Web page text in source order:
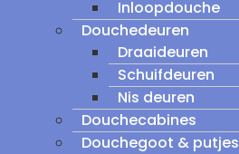
Inloopdouche
Douchedeuren
Draaideuren
Schuifdeuren
Nis deuren
Douchecabines
Douchegoot & putjes